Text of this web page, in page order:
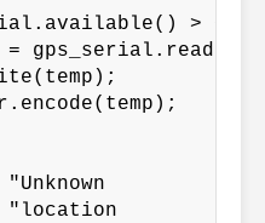
> 0) {
gps_serial.read();
";
";